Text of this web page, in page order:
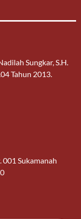
Sungkar, S.H.
Tahun 2013.
001 Sukamanah